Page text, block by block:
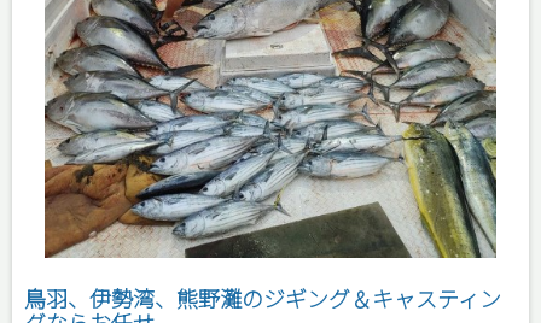
鳥羽、伊勢湾、熊野灘のジギング＆キャスティン